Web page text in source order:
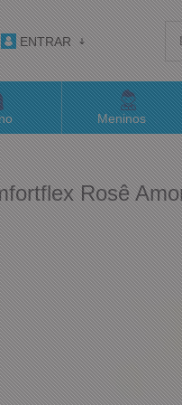
ENTRAR
Meninos
Rosê